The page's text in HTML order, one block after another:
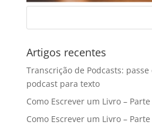
Artigos recentes
Transcrição de Podcasts:
podcast para texto
Como Escrever um Livro –
Como Escrever um Livro –